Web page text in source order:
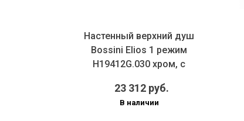
Настенный верхний душ
Bossini Elios 1 режим
H19412G.030 хром, с
23 312 руб.
В наличии